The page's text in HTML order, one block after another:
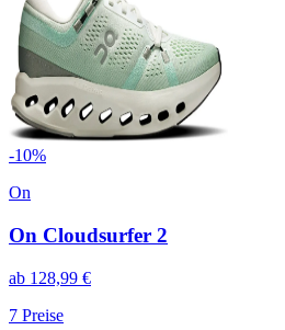
-10%
On
On Cloudsurfer 2
ab 128,99 €
7 Preise